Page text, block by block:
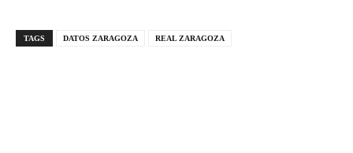
TAGS DATOS ZARAGOZA REAL ZARAGOZA